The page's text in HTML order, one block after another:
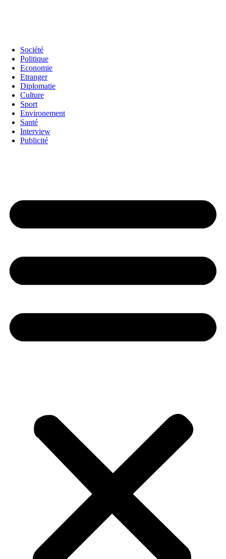
Société
Politique
Economie
Etranger
Diplomatie
Culture
Sport
Environement
Santé
Interview
Publicité